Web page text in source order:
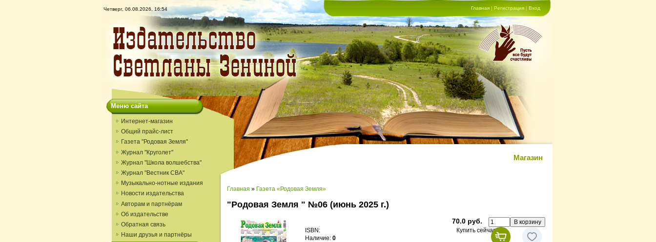
Четверг, 06.08.2026, 16:54 Главная | Регистрация | Вход
Меню сайта
Интернет-магазин
Общий прайс-лист
Газета "Родовая Земля"
Журнал "Круголет"
Журнал "Школа волшебства"
Журнал "Вестник СВА"
Музыкально-нотные издания
Новости издательства
Авторам и партнёрам
Об издательстве
Обратная связь
Наши друзья и партнёры
Магазин
Главная » Газета «Родовая Земля»
"Родовая Земля " №06 (июнь 2025 г.)
70.0 руб.
ISBN:
Наличие: 0
Купить сейчас